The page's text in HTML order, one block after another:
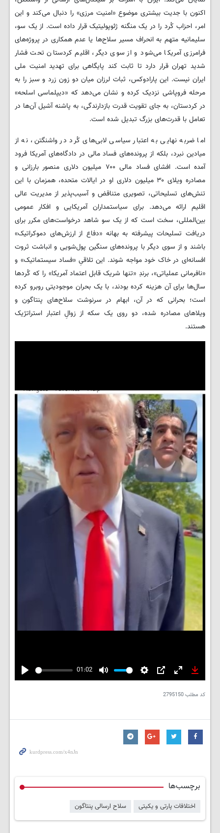
اکنون با جدیت بیشتری موضوع «امنیت مرزی» را دنبال می‌کند و این
امر، احزاب کُرد را در یک منگنه ژئوپولیتیک قرار داده است. از یک سو،
سلیمانیه متهم به انحراف مسیر سلاح‌ها یا عدم همکاری در پروژه‌های
فرامرزی آمریکا می‌شود و از سوی دیگر، اقلیم کردستان تحت فشار
شدید تهران قرار دارد تا ثابت کند پایگاهی برای تهدید امنیت ملی
ایران نیست. این پارادوکس، ثبات لرزان میان دو زون زرد و سبز را به
مرحله فروپاشی نزدیک کرده و نشان می‌دهد که «دیپلماسی اسلحه»
در کردستان، به جای تقویت قدرت بازدارندگی، به پاشنه آشیل آن‌ها در
تعامل با قدرت‌های بزرگ تبدیل شده است.
اما ضربه نهایی به اعتبار سیاسی لابی‌های کُرد در واشنگتن، نه از
میادین نبرد، بلکه از پرونده‌های فساد مالی در دادگاه‌های آمریکا فرود
آمده است. افشای فساد مالی ۷۰۰ میلیون دلاری منصور بارزانی و
مصادره ویلای ۳۰ میلیون دلاری او در ایالات متحده، همزمان با این
تنش‌های تسلیحاتی، تصویری متناقض و آسیب‌پذیر از مدیریت عالی
اقلیم ارائه می‌دهد. برای سیاستمداران آمریکایی و افکار عمومی
بین‌المللی، سخت است که از یک سو شاهد درخواست‌های مکرر برای
دریافت تسلیحات پیشرفته به بهانه «دفاع از ارزش‌های دموکراتیک»
باشند و از سوی دیگر با پرونده‌های سنگین پول‌شویی و انباشت ثروت
افسانه‌ای در خاک خود مواجه شوند. این تلاقیِ «فساد سیستماتیک» و
«نافرمانی عملیاتی»، برندِ «تنها شریک قابل اعتماد آمریکا» را که کُردها
سال‌ها برای آن هزینه کرده بودند، با یک بحران موجودیتی روبرو کرده
است؛ بحرانی که در آن، ابهام در سرنوشت سلاح‌های پنتاگون و
ویلاهای مصادره شده، دو روی یک سکه از زوالِ اعتبار استراتژیک
هستند.
Play
01:02
Mute Settings
PIP Enter
fullscreen
کد مطلب2795150
برچسب‌ها
اختلافات پارتی و یکیتی سلاح ارسالی پنتاگون